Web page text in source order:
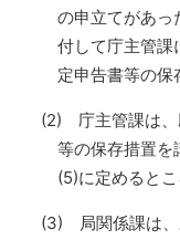
の申立てがあっ
付して庁主管課
定申告書等の保
(2) 庁主管課は、
等の保存措置を
(5)に定めると
(3) 局関係課は、